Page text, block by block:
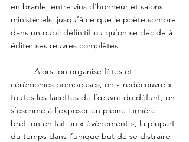
en branle, entre vins d’honneur et salons
ministériels, jusqu’à ce que le poète sombre
dans un oubli définitif ou qu’on se décide à
éditer ses œuvres complètes.
cérémonies pompeuses, on « redécouvre »
toutes les facettes de l’œuvre du défunt, on
s’escrime à l’exposer en pleine lumière —
bref, on en fait un « événement », la plupart
du temps dans l’unique but de se distraire